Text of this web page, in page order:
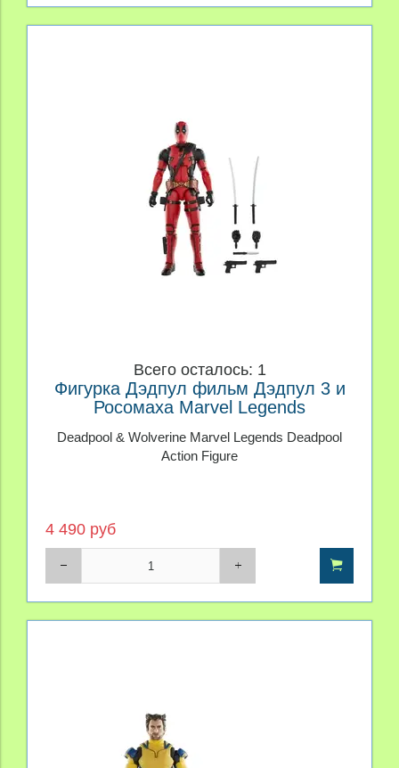
Всего осталось: 1
Фигурка Дэдпул фильм Дэдпул 3 и
Росомаха Marvel Legends
Deadpool & Wolverine Marvel Legends Deadpool
Action Figure
4 490 руб